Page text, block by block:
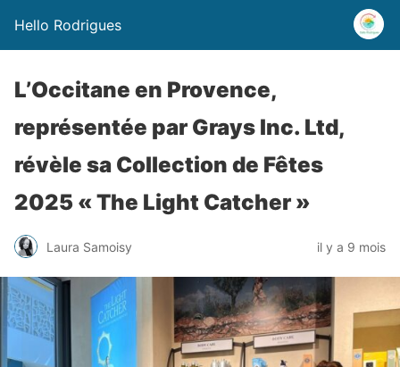
Hello Rodrigues
L’Occitane en Provence,
représentée par Grays Inc. Ltd,
révèle sa Collection de Fêtes
2025 « The Light Catcher »
Laura Samoisy il y a 9 mois